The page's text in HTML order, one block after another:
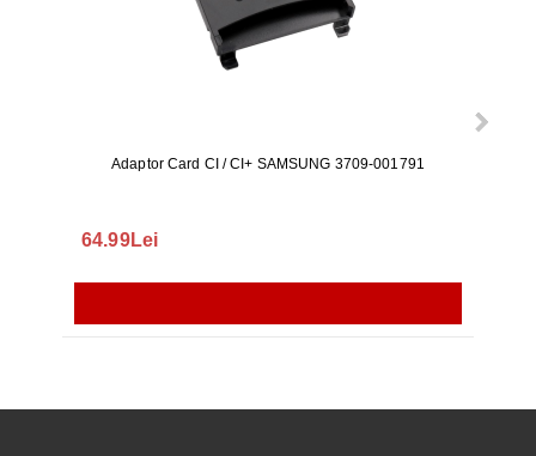
Adaptor Card CI / CI+ SAMSUNG 3709-001791
64.99Lei